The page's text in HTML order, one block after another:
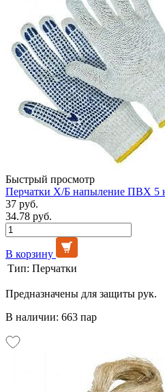
Быстрый просмотр
Перчатки Х/Б напыление ПВХ
37 руб.
34.78 руб.
В корзину
Тип: Перчатки
Предназначены для защиты рук.
В наличии: 663 пар